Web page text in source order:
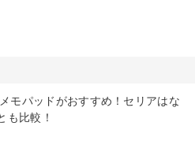
モパッドがおすすめ！セリアはな
も比較！